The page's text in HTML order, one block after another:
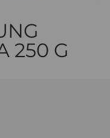
250 G